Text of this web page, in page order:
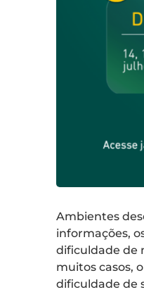
Ambientes
informações,
dificuldade de
muitos casos,
dificuldade de